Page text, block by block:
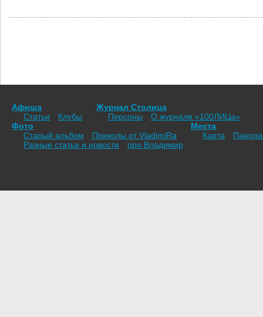
Афиша
Статьи
Клубы
Журнал Столица
Персоны
О журнале «100ЛИЦа»
Фото
Старый альбом
Приколы от VladimiRа
Места
Карта
Разные статьи и новости
про Владимир